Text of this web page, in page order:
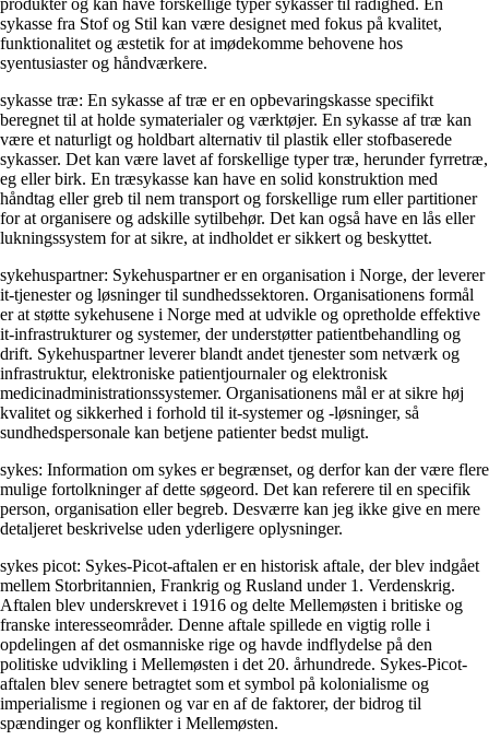
sykasse fra Stof og Stil kan være designet med fokus på kvalitet,
funktionalitet og æstetik for at imødekomme behovene hos
syentusiaster og håndværkere.
sykasse træ: En sykasse af træ er en opbevaringskasse specifikt
beregnet til at holde symaterialer og værktøjer. En sykasse af træ kan
være et naturligt og holdbart alternativ til plastik eller stofbaserede
sykasser. Det kan være lavet af forskellige typer træ, herunder fyrretræ,
eg eller birk. En træsykasse kan have en solid konstruktion med
håndtag eller greb til nem transport og forskellige rum eller partitioner
for at organisere og adskille sytilbehør. Det kan også have en lås eller
lukningssystem for at sikre, at indholdet er sikkert og beskyttet.
sykehuspartner: Sykehuspartner er en organisation i Norge, der leverer
it-tjenester og løsninger til sundhedssektoren. Organisationens formål
er at støtte sykehusene i Norge med at udvikle og opretholde effektive
it-infrastrukturer og systemer, der understøtter patientbehandling og
drift. Sykehuspartner leverer blandt andet tjenester som netværk og
infrastruktur, elektroniske patientjournaler og elektronisk
medicinadministrationssystemer. Organisationens mål er at sikre høj
kvalitet og sikkerhed i forhold til it-systemer og -løsninger, så
sundhedspersonale kan betjene patienter bedst muligt.
sykes: Information om sykes er begrænset, og derfor kan der være flere
mulige fortolkninger af dette søgeord. Det kan referere til en specifik
person, organisation eller begreb. Desværre kan jeg ikke give en mere
detaljeret beskrivelse uden yderligere oplysninger.
sykes picot: Sykes-Picot-aftalen er en historisk aftale, der blev indgået
mellem Storbritannien, Frankrig og Rusland under 1. Verdenskrig.
Aftalen blev underskrevet i 1916 og delte Mellemøsten i britiske og
franske interesseområder. Denne aftale spillede en vigtig rolle i
opdelingen af det osmanniske rige og havde indflydelse på den
politiske udvikling i Mellemøsten i det 20. århundrede. Sykes-Picot-
aftalen blev senere betragtet som et symbol på kolonialisme og
imperialisme i regionen og var en af ​​de faktorer, der bidrog til
spændinger og konflikter i Mellemøsten.